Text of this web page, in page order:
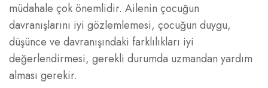
müdahale çok önemlidir. Ailenin çocuğun
davranışlarını iyi gözlemlemesi, çocuğun duygu,
düşünce ve davranışındaki farklılıkları iyi
değerlendirmesi, gerekli durumda uzmandan yardım
alması gerekir.